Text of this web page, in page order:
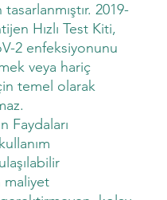
2019-
Hızlı Test Kiti,
2 enfeksiyonunu
veya hariç
temel olarak
Faydaları
maliyet